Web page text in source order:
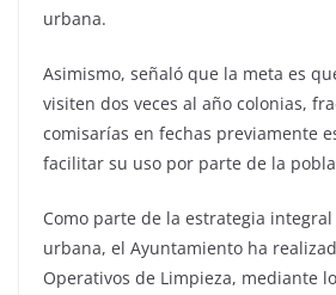
urbana.
Asimismo, señaló que la meta es
visiten dos veces al año colonias,
comisarías en fechas previamente
facilitar su uso por parte de la
Como parte de la estrategia
urbana, el Ayuntamiento ha
Operativos de Limpieza, mediante